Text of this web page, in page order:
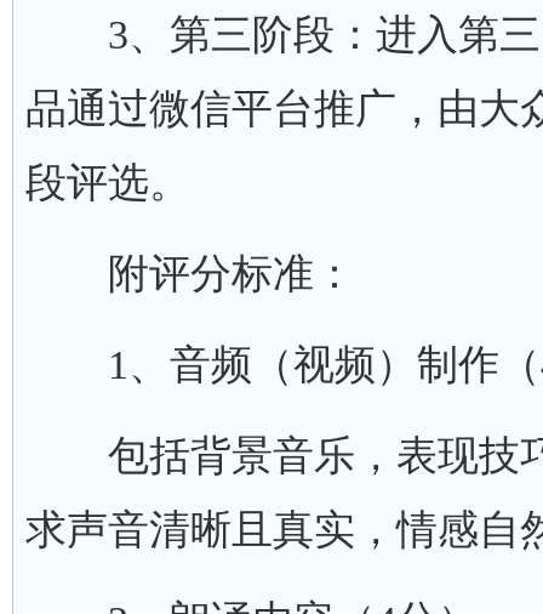
3、第三阶段：进入第三
品通过微信平台推广，由大
段评选。
附评分标准：
1、音频（视频）制作（
包括背景音乐，表现技
求声音清晰且真实，情感自